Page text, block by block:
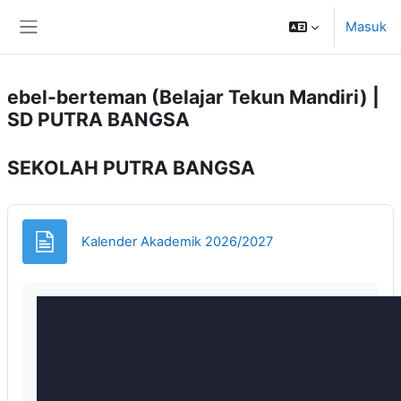
Masuk
ebel-berteman (Belajar Tekun Mandiri) |
SD PUTRA BANGSA
SEKOLAH PUTRA BANGSA
Kalender Akademik 2026/2027Halaman